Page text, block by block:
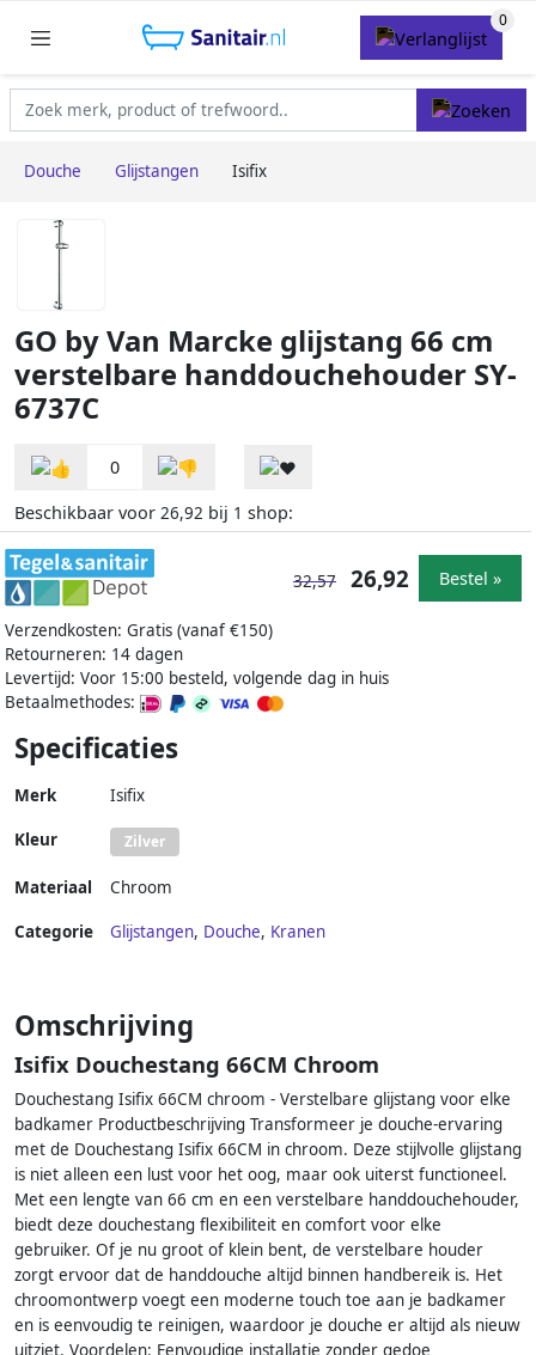
Douche Glijstangen Isifix
GO by Van Marcke glijstang 66 cm
verstelbare handdouchehouder SY-
6737C
0
Beschikbaar voor 26,92 bij 1 shop:
Verzendkosten: Gratis (vanaf €150)
Retourneren: 14 dagen
Levertijd: Voor 15:00 besteld, volgende dag in huis
Betaalmethodes:
32,57 26,92 Bestel »
Specificaties
Merk Isifix
Kleur Zilver
Materiaal Chroom
Categorie Glijstangen, Douche, Kranen
Omschrijving
Isifix Douchestang 66CM Chroom
Douchestang Isifix 66CM chroom - Verstelbare glijstang voor elke
badkamer Productbeschrijving Transformeer je douche-ervaring
met de Douchestang Isifix 66CM in chroom. Deze stijlvolle glijstang
is niet alleen een lust voor het oog, maar ook uiterst functioneel.
Met een lengte van 66 cm en een verstelbare handdouchehouder,
biedt deze douchestang flexibiliteit en comfort voor elke
gebruiker. Of je nu groot of klein bent, de verstelbare houder
zorgt ervoor dat de handdouche altijd binnen handbereik is. Het
chroomontwerp voegt een moderne touch toe aan je badkamer
en is eenvoudig te reinigen, waardoor je douche er altijd als nieuw
uitziet. Voordelen: Eenvoudige installatie zonder gedoe